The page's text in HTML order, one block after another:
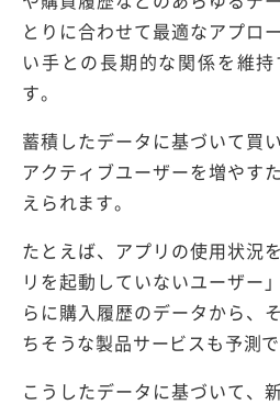
とりに合わせて最適なアプロ
い手との長期的な関係を維
す。
蓄積したデータに基づいて買
アクティブユーザーを増やす
えられます。
たとえば、アプリの使用状況
リを起動していないユーザー
らに購入履歴のデータから、
ちそうな製品サービスも予測で
こうしたデータに基づいて、